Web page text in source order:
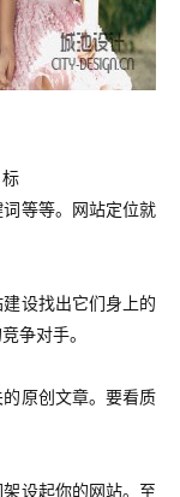
等等。网站定位就
设找出它们身上的
争对手。
原创文章。要看质
设起你的网站。至